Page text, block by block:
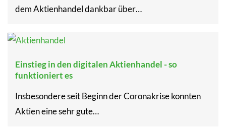
dem Aktienhandel dankbar über…
Einstieg in den digitalen Aktienhandel - so
funktioniert es
Insbesondere seit Beginn der Coronakrise konnten
Aktien eine sehr gute…